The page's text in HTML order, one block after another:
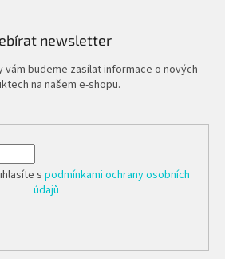
newsletter
vám budeme zasílat informace o nových
na našem e-shopu.
s podmínkami ochrany osobních
údajů